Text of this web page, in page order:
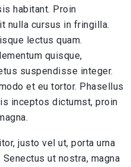
habitant. Proin
nulla cursus in fringilla.
lectus quam.
quisque,
suspendisse integer.
et eu tortor. Phasellus
inceptos dictumst, proin
justo vel ut, porta urna
ut nostra, magna